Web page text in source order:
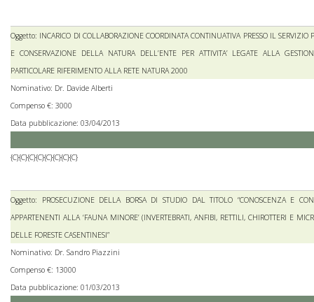
Oggetto: INCARICO DI COLLABORAZIONE COORDINATA CONTINUATIVA PRESSO IL
E CONSERVAZIONE DELLA NATURA DELL’ENTE PER ATTIVITA’ LEGATE ALLA
PARTICOLARE RIFERIMENTO ALLA RETE NATURA 2000
Nominativo: Dr. Davide Alberti
Compenso €: 3000
Data pubblicazione: 03/04/2013
{C}{C}{C}{C}{C}{C}{C}{C}
Oggetto: PROSECUZIONE DELLA BORSA DI STUDIO DAL TITOLO “CONOSCENZA E
APPARTENENTI ALLA ‘FAUNA MINORE’ (INVERTEBRATI, ANFIBI, RETTILI, CHIROTTERI E
DELLE FORESTE CASENTINESI”
Nominativo: Dr. Sandro Piazzini
Compenso €: 13000
Data pubblicazione: 01/03/2013